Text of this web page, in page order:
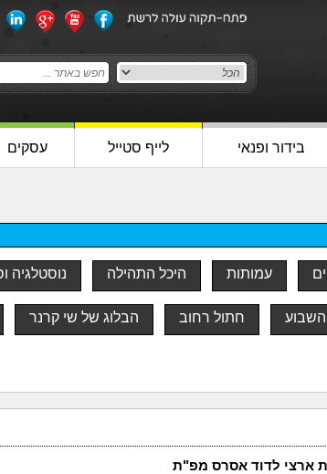
בידור ופנאי לייף סטייל עסקים
עמותות היכל התהילה נוסטלגיה
חתול רחוב הבלוג של שי קרנר
ארצי לדוד אסרס מפ"ת